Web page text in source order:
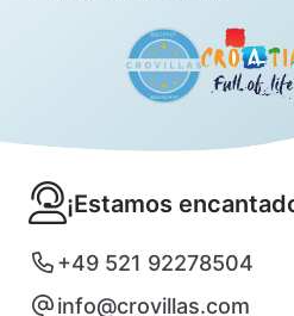
¡Estamos
+49 521 92278504
info@crovillas.com